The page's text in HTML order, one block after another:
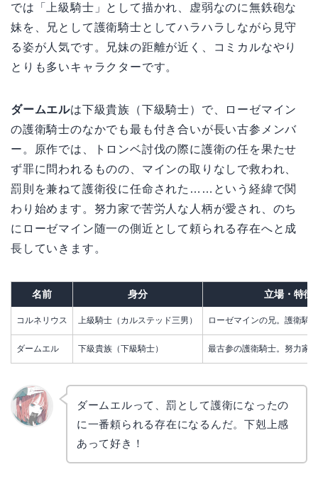
では「上級騎士」として描かれ、虚弱なのに無鉄砲な
妹を、兄として護衛騎士としてハラハラしながら見守
る姿が人気です。兄妹の距離が近く、コミカルなやり
とりも多いキャラクターです。
ダームエルは下級貴族（下級騎士）で、ローゼマイン
の護衛騎士のなかでも最も付き合いが長い古参メンバ
ー。原作では、トロンベ討伐の際に護衛の任を果たせ
ず罪に問われるものの、マインの取りなしで救われ、
罰則を兼ねて護衛役に任命された……という経緯で関
わり始めます。努力家で苦労人な人柄が愛され、のち
にローゼマイン随一の側近として頼られる存在へと成
長していきます。
名前 身分 立場・特徴
コルネリウス 上級騎士（カルステッド三男） ローゼマインの兄。護衛騎
ダームエル 下級貴族（下級騎士） 最古参の護衛騎士。努力家
ダームエルって、罰として護衛になったの
に一番頼られる存在になるんだ。下剋上感
あって好き！